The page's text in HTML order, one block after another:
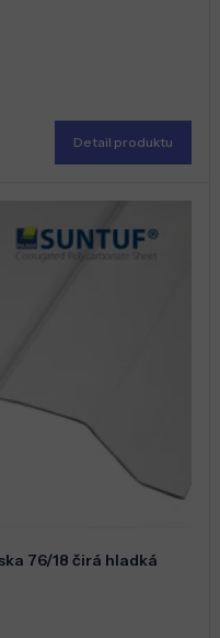
Detail produktu
76/18 čirá hladká